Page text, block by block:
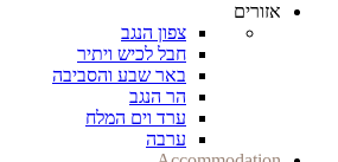
אזורים
צפון הנגב
חבל לכיש ויתיר
באר שבע והסביבה
הר הנגב
ערד וים המלח
ערבה